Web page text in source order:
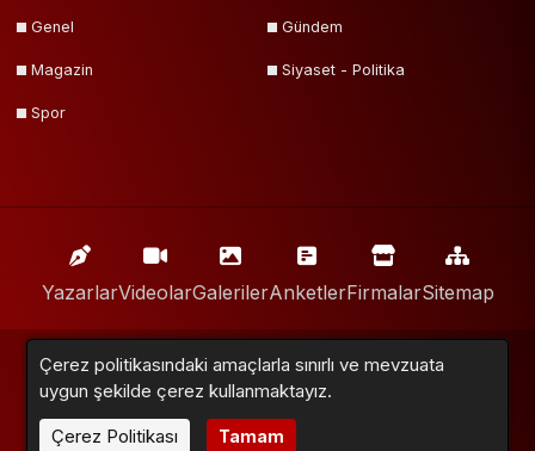
Genel Gündem
Magazin Siyaset - Politika
Spor
YazarlarVideolarGalerilerAnketlerFirmalarSitemap
Neox Medya © 2018 - 2024. Tüm Hakları Saklıdır.
Altyapı:Haber Yazılımı
Çerez politikasındaki amaçlarla sınırlı ve mevzuata
uygun şekilde çerez kullanmaktayız.
Çerez Politikası
Tamam